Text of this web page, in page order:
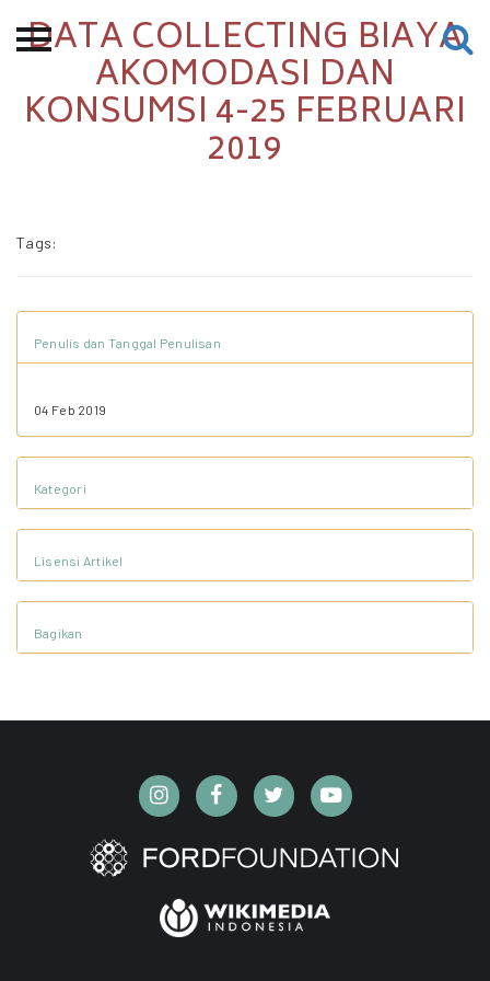
Beranda
Tentang
Etalase
Kredit Web-site
DATA COLLECTING BIAYA
AKOMODASI DAN
KONSUMSI 4-25 FEBRUARI
2019
Tags:
Penulis dan Tanggal Penulisan
04 Feb 2019
Kategori
Lisensi Artikel
Bagikan